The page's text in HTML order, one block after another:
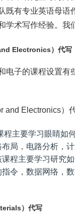
既有专业英语母
学术写作经验。我
Electronics）代写
电子的课程设置
and Electronics）
程主要学习眼睛如
局，电路分析，
程主要学习研究
令，数据网络，
）代写